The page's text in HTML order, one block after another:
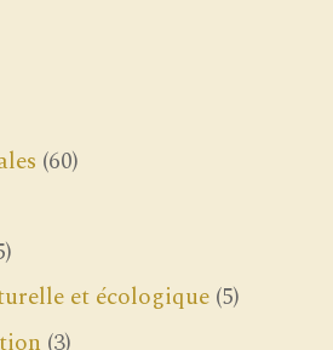
(60)
et écologique (5)
(3)